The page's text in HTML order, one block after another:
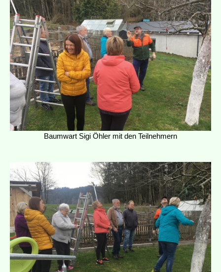
Baumwart Sigi Öhler mit den Teilnehmern